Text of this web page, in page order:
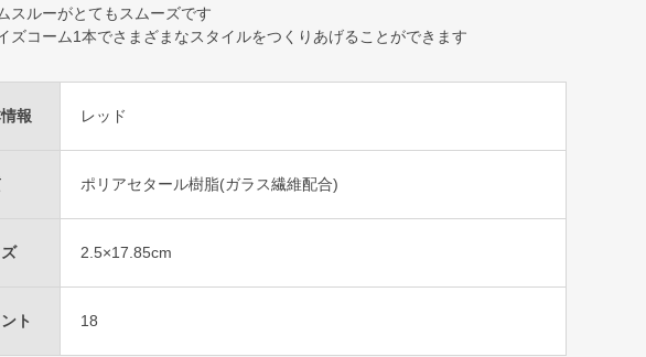
スルーがとてもスムーズです
ズコーム1本でさまざまなスタイルをつくりあげることができます
報 レッド
ポリアセタール樹脂(ガラス繊維配合)
2.5×17.85cm
ト 18